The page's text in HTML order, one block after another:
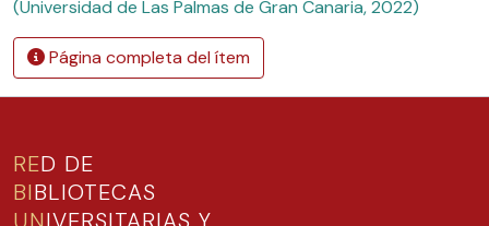
(Universidad de Las Palmas de Gran Canaria, 2022)
Página completa del ítem
RED DE
BIBLIOTECAS